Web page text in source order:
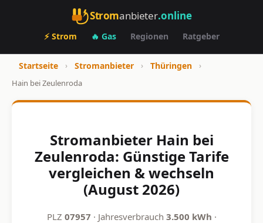
Stromanbieter.online
⚡ Strom 🔥 Gas Regionen Ratgeber
Startseite › Stromanbieter › Thüringen
›
Hain bei Zeulenroda
Stromanbieter Hain bei
Zeulenroda: Günstige Tarife
vergleichen & wechseln
(August 2026)
PLZ 07957 · Jahresverbrauch 3.500 kWh ·